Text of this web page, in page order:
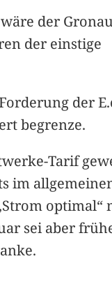
der
der einstige
der
begrenze.
Tarif
im
optimal“
sei aber